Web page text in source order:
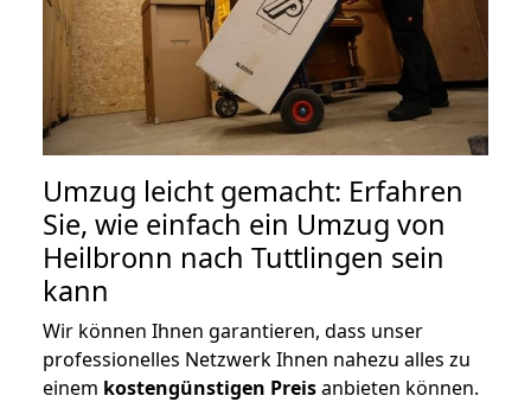
Umzug leicht gemacht: Erfahren
Sie, wie einfach ein Umzug von
Heilbronn nach Tuttlingen sein
kann
Wir können Ihnen garantieren, dass unser
professionelles Netzwerk Ihnen nahezu alles zu
einem kostengünstigen Preisanbieten können.